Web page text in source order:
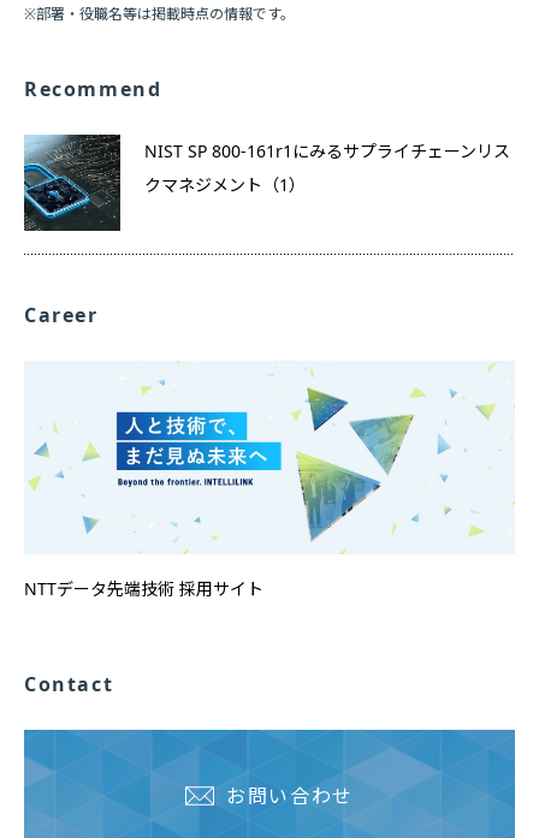
※部署・役職名等は掲載時点の情報です。
Recommend
NIST SP 800-161r1にみるサプライチェーンリス
クマネジメント（1）
Career
NTTデータ先端技術 採用サイト
Contact
お問い合わせ